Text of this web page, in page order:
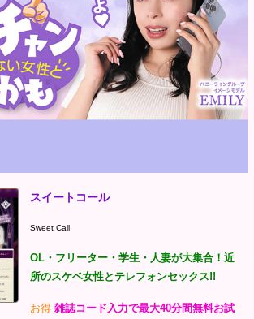
スイートコール
Sweet Call
OL・フリーター・学生・人妻が大集合！近
所のスケベ女性とテレフォンセックス!!
お得 雑誌コード入力で最大40分間無料お試